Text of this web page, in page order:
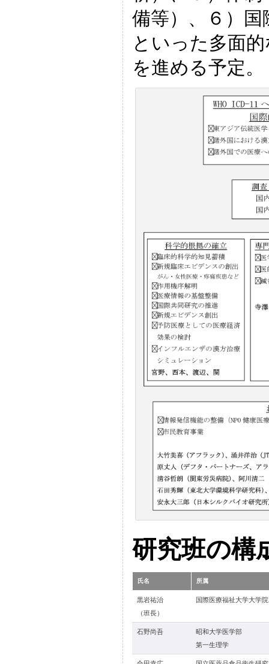
備等）、６）
といった多面
を進める予定。
研究班の構
氏名 所属
黒岩祐治
（班長）
国際医療福祉大学大学院
石野尚吾
昭和大学医学部
第一生理学